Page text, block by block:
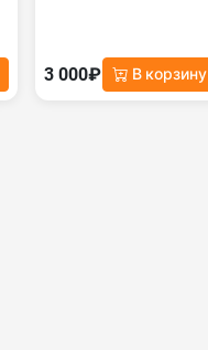
3 000₽ В корзину